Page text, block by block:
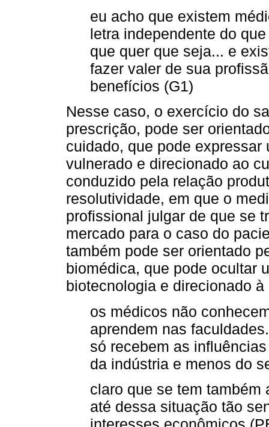
eu acho que existem
letra independente do
que quer que seja... e
fazer valer de sua
benefícios (G1)
Nesse caso, o exercício do
prescrição, pode ser
cuidado, que pode
vulnerado e direcionado ao
conduzido pela relação
resolutividade, em que o
profissional julgar de que se
mercado para o caso do
também pode ser orientado
biomédica, que pode ocultar
biotecnologia e direcionado
os médicos não
aprendem nas
só recebem as
da indústria e menos do
claro que se tem
até dessa situação tão